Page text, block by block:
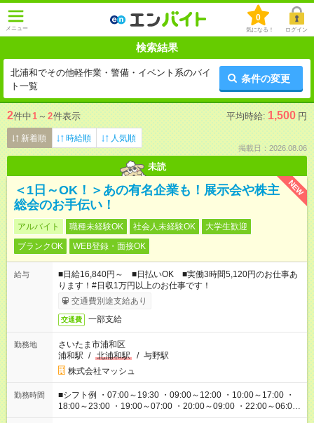
メニュー
0
気になる！ ログイン
検索結果
北浦和でその他軽作業・警備・イベント系のバイ
ト一覧
条件の変更
2件中1 ～ 2件表示 平均時給: 1,500 円
新着順 時給順 人気順
掲載日：2026.08.06
未読
NEW
＜1日～OK！＞あの有名企業も！展示会や株主
総会のお手伝い！
アルバイト 職種未経験OK 社会人未経験OK
大学生歓迎
ブランクOK
WEB登録・面接OK
給与
■日給16,840円～ ■日払いOK ■実働3時間5,120円のお仕事あ
ります！#日収1万円以上のお仕事です！
交通費別途支給あり
交通費 一部支給
勤務地
さいたま市浦和区
浦和駅 / 北浦和駅 / 与野駅
株式会社マッシュ
勤務時間
■シフト例 ・07:00～19:30 ・09:00～12:00 ・10:00～17:00 ・
18:00～23:00 ・19:00～07:00 ・20:00～09:00 ・22:00～06:00
etc ★最短で3時間で5,120円のお仕事から 15時間で2万円近く稼